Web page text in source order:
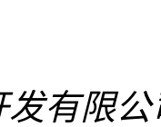
有限公